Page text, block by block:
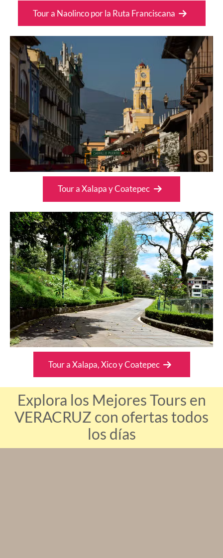
Tour a Naolinco por la Ruta Franciscana
Tour a Xalapa y Coatepec
Tour a Xalapa, Xico y Coatepec
Explora los Mejores Tours en
VERACRUZ con ofertas todos
los días